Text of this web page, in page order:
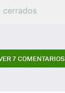
cerrados
7 COMENTARIOS